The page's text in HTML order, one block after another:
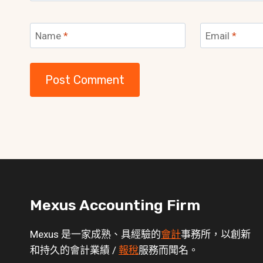
Name * Email *
Mexus Accounting Firm
Mexus 是一家成熟、具經驗的會計事務所，以創新
和持久的會計業績 / 報稅服務而聞名。